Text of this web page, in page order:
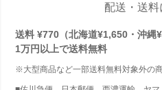
配送・送料
送料 ¥770（北海道¥1,650・沖縄
1万円以上で送料無料
※大型商品など一部送料無料対象外の